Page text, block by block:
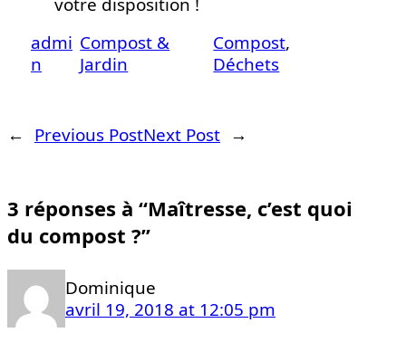
admi
n
Compost &
Jardin
Compost
Déchets
← Previous PostNext Post →
3 réponses à “Maîtresse, c’est quoi
du compost ?”
Dominique
avril 19, 2018 at 12:05 pm